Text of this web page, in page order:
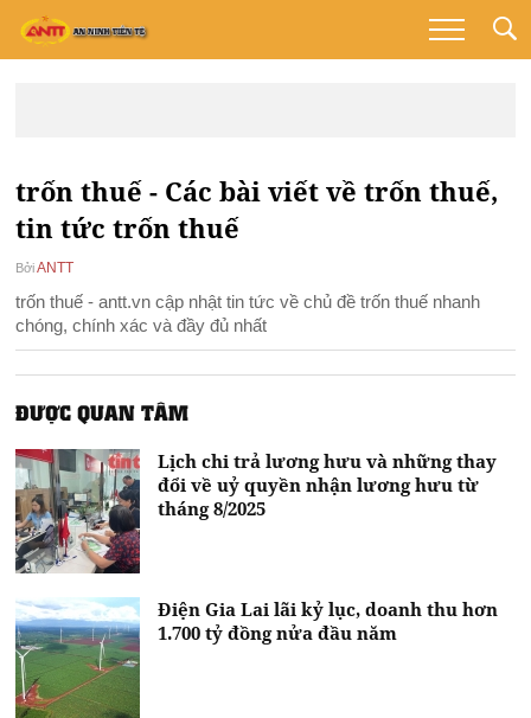
trốn thuế - Các bài viết về trốn thuế,
tin tức trốn thuế
Bởi ANTT
trốn thuế - antt.vn cập nhật tin tức về chủ đề trốn thuế nhanh
chóng, chính xác và đầy đủ nhất
ĐƯỢC QUAN TÂM
Lịch chi trả lương hưu và những thay
đổi về uỷ quyền nhận lương hưu từ
tháng 8/2025
Điện Gia Lai lãi kỷ lục, doanh thu hơn
1.700 tỷ đồng nửa đầu năm